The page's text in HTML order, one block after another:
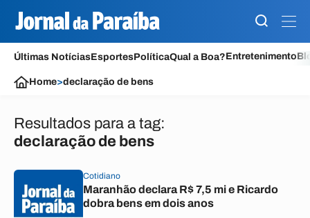
Últimas NotíciasEsportesPolíticaQual a Boa?Entretenimento
Home>declaração de bens
Resultados para a tag:
declaração de bens
Cotidiano
Maranhão declara R$ 7,5 mi e Ricardo
dobra bens em dois anos